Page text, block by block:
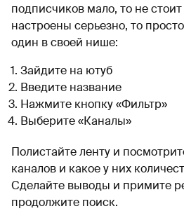
подписчиков мало, то не
настроены серьезно, то
один в своей нише:
Зайдите на ютуб
Введите название
Нажмите кнопку «Фильтр»
Выберите «Каналы»
Полистайте ленту и
каналов и какое у них
Сделайте выводы и примите
продолжите поиск.